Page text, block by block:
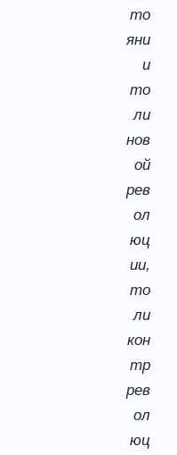
то
яни
и
то
ли
нов
ой
рев
ол
юц
ии,
то
ли
кон
тр
рев
ол
юц